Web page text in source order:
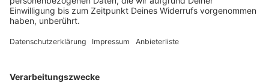
An einer Schule nahe Bangkok fallen Schüsse.
Mindestens sieben Menschen sterben, weitere werden
zuvor auch seine Großeltern getötet?